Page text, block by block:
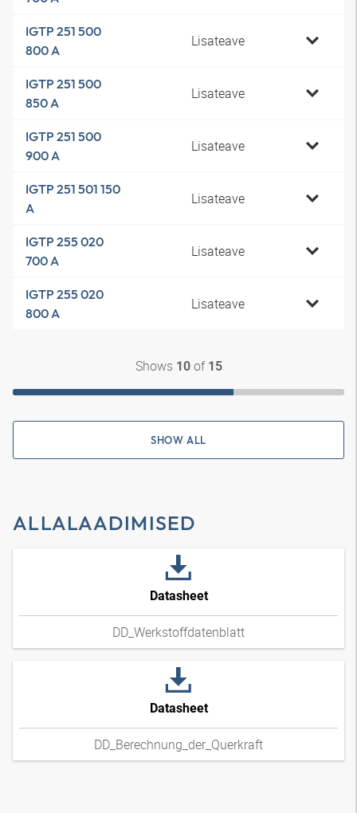
IGTP 251 500
800 A
Lisateave
IGTP 251 500
850 A
Lisateave
IGTP 251 500
900 A
Lisateave
IGTP 251 501 150
A
Lisateave
IGTP 255 020
700 A
Lisateave
IGTP 255 020
800 A
Lisateave
Shows 10of 15
SHOW ALL
ALLALAADIMISED
Datasheet
DD_Werkstoffdatenblatt
Datasheet
DD_Berechnung_der_Querkraft